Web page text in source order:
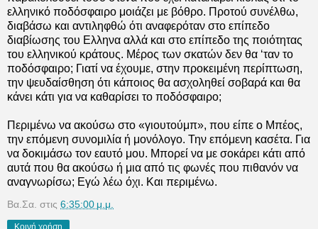
ελληνικό ποδόσφαιρο μοιάζει με βόθρο. Προτού συνέλθω,
διαβάσω και αντιληφθώ ότι αναφερόταν στο επίπεδο
διαβίωσης του Ελληνα αλλά και στο επίπεδο της ποιότητας
του ελληνικού κράτους. Μέρος των σκατών δεν θα ‘ταν το
ποδόσφαιρο; Γιατί να έχουμε, στην προκειμένη περίπτωση,
την ψευδαίσθηση ότι κάποιος θα ασχοληθεί σοβαρά και θα
κάνει κάτι για να καθαρίσει το ποδόσφαιρο;
Περιμένω να ακούσω στο «γιουτούμπ», που είπε ο Μπέος,
την επόμενη συνομιλία ή μονόλογο. Την επόμενη κασέτα. Για
να δοκιμάσω τον εαυτό μου. Μπορεί να με σοκάρει κάτι από
αυτά που θα ακούσω ή μια από τις φωνές που πιθανόν να
αναγνωρίσω; Εγώ λέω όχι. Και περιμένω.
Βα.Σα. στις 6:35:00 μ.μ.
Κοινή χρήση